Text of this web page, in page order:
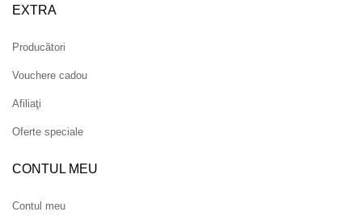
EXTRA
Producători
Vouchere cadou
Afiliaţi
Oferte speciale
CONTUL MEU
Contul meu